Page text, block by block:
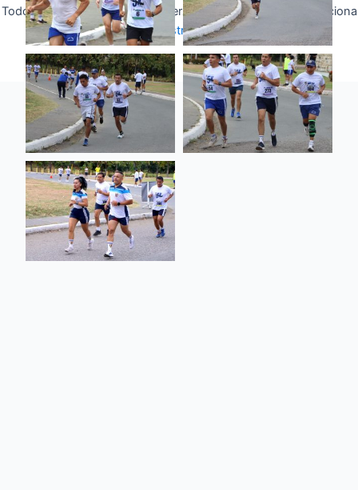
Todos los derechos © 2026 Fuerza Aérea Ecuatoriana | Funciona
gracias aTema Astra para WordPress